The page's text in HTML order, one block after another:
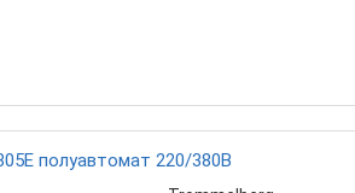
полуавтомат 220/380В